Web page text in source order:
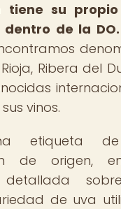
tiene su
de la DO.
Ribera del
vinos.
etiqueta
de origen,
detallada
de uva